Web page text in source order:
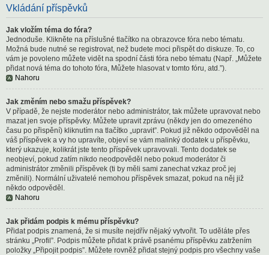
Vkládání příspěvků
Jak vložím téma do fóra?
Jednoduše. Klikněte na příslušné tlačítko na obrazovce fóra nebo tématu.
Možná bude nutné se registrovat, než budete moci přispět do diskuze. To, co
vám je povoleno můžete vidět na spodní části fóra nebo tématu (Např. „Můžete
přidat nová téma do tohoto fóra, Můžete hlasovat v tomto fóru, atd.”).
Nahoru
Jak změním nebo smažu příspěvek?
V případě, že nejste moderátor nebo administrátor, tak můžete upravovat nebo
mazat jen svoje příspěvky. Můžete upravit zprávu (někdy jen do omezeného
času po přispění) kliknutím na tlačítko „upravit”. Pokud již někdo odpověděl na
váš příspěvek a vy ho upravíte, objeví se vám malinký dodatek u příspěvku,
který ukazuje, kolikrát jste tento příspěvek upravovali. Tento dodatek se
neobjeví, pokud zatím nikdo neodpověděl nebo pokud moderátor či
administrátor změnili příspěvek (ti by měli sami zanechat vzkaz proč jej
změnili). Normální uživatelé nemohou příspěvek smazat, pokud na něj již
někdo odpověděl.
Nahoru
Jak přidám podpis k mému příspěvku?
Přidat podpis znamená, že si musíte nejdřív nějaký vytvořit. To uděláte přes
stránku „Profil”. Podpis můžete přidat k právě psanému příspěvku zatržením
položky „Připojit podpis”. Můžete rovněž přidat stejný podpis pro všechny vaše